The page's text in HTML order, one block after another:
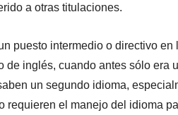
a otras titulaciones.
puesto intermedio o directivo en
de inglés, cuando antes sólo era
un segundo idioma,
requieren el manejo del idioma